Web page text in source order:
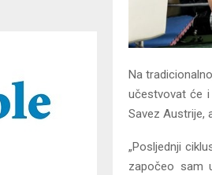
Na
učestvovat će i
Savez Austrije,
„Posljednji
započeo sam